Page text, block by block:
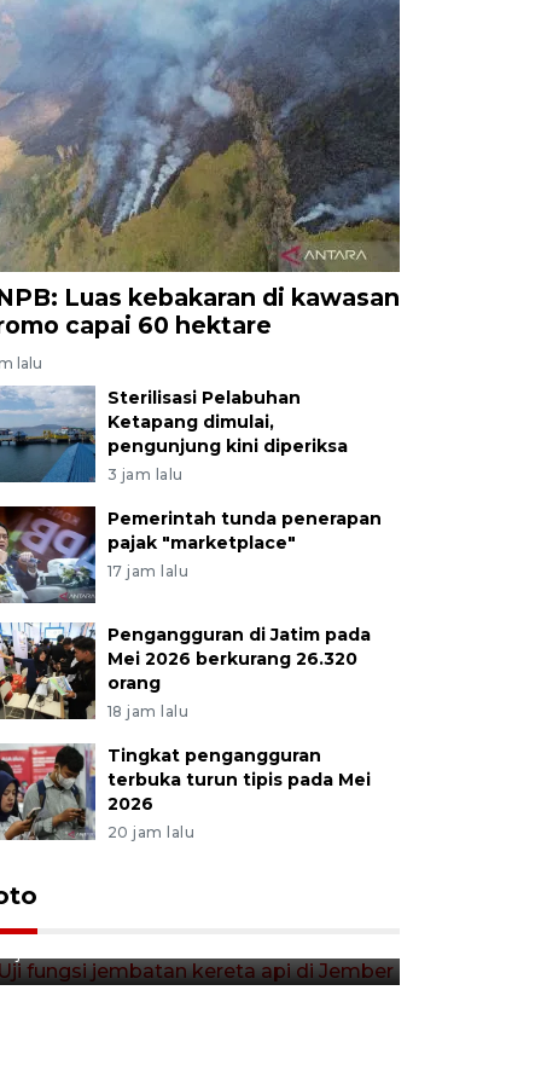
Luas kebakaran di kawasan
capai 60 hektare
lalu
Sterilisasi Pelabuhan
Ketapang dimulai,
pengunjung kini diperiksa
3 jam lalu
Pemerintah tunda penerapan
pajak "marketplace"
17 jam lalu
Pengangguran di Jatim pada
Mei 2026 berkurang 26.320
orang
18 jam lalu
Tingkat pengangguran
terbuka turun tipis pada Mei
2026
20 jam lalu
Uji fungsi jembatan kereta api
di Jember